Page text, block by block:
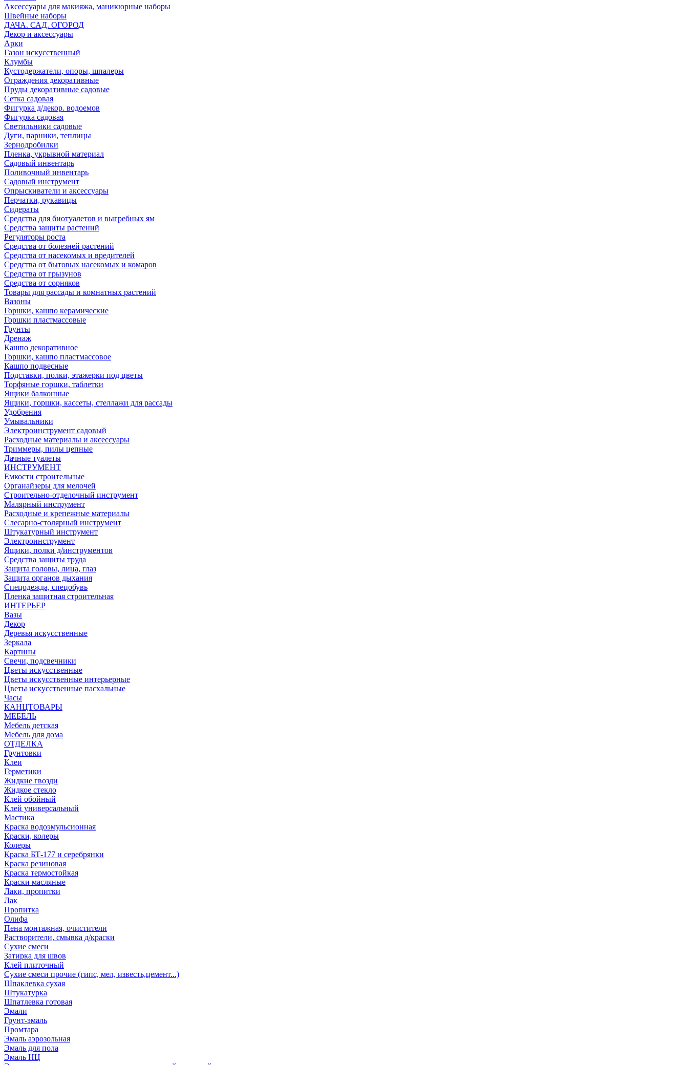
Аксессуары для макияжа, маникюрные наборы
Швейные наборы
ДАЧА. САД. ОГОРОД
Декор и аксессуары
Арки
Газон искусственный
Клумбы
Кустодержатели, опоры, шпалеры
Ограждения декоративные
Пруды декоративные садовые
Сетка садовая
Фигурка д/декор. водоемов
Фигурка садовая
Светильники садовые
Дуги, парники, теплицы
Зернодробилки
Пленка, укрывной материал
Садовый инвентарь
Поливочный инвентарь
Садовый инструмент
Опрыскиватели и аксессуары
Перчатки, рукавицы
Сидераты
Средства для биотуалетов и выгребных ям
Средства защиты растений
Регуляторы роста
Средства от болезней растений
Средства от насекомых и вредителей
Средства от бытовых насекомых и комаров
Средства от грызунов
Средства от сорняков
Товары для рассады и комнатных растений
Вазоны
Горшки, кашпо керамические
Горшки пластмассовые
Грунты
Дренаж
Кашпо декоративное
Горшки, кашпо пластмассовое
Кашпо подвесные
Подставки, полки, этажерки под цветы
Торфяные горшки, таблетки
Ящики балконные
Ящики, горшки, кассеты, стеллажи для рассады
Удобрения
Умывальники
Электроинструмент садовый
Расходные материалы и аксессуары
Триммеры, пилы цепные
Дачные туалеты
ИНСТРУМЕНТ
Емкости строительные
Органайзеры для мелочей
Строительно-отделочный инструмент
Малярный инструмент
Расходные и крепежные материалы
Слесарно-столярный инструмент
Штукатурный инструмент
Электроинструмент
Ящики, полки д/инструментов
Средства защиты труда
Защита головы, лица, глаз
Защита органов дыхания
Спецодежда, спецобувь
Пленка защитная строительная
ИНТЕРЬЕР
Вазы
Декор
Деревья искусственные
Зеркала
Картины
Свечи, подсвечники
Цветы искусственные
Цветы искусственные интерьерные
Цветы искусственные пасхальные
Часы
КАНЦТОВАРЫ
МЕБЕЛЬ
Мебель детская
Мебель для дома
ОТДЕЛКА
Грунтовки
Клеи
Герметики
Жидкие гвозди
Жидкое стекло
Клей обойный
Клей универсальный
Мастика
Краска водоэмульсионная
Краски, колеры
Колеры
Краска БТ-177 и серебрянки
Краска резиновая
Краска термостойкая
Краски масляные
Лаки, пропитки
Лак
Пропитка
Олифа
Пена монтажная, очистители
Растворители, смывка д/краски
Сухие смеси
Затирка для швов
Клей плиточный
Сухие смеси прочие (гипс, мел, известь,цемент...)
Шпаклевка сухая
Штукатурка
Шпатлевка готовая
Эмали
Грунт-эмаль
Промтара
Эмаль аэрозольная
Эмаль для пола
Эмаль НЦ